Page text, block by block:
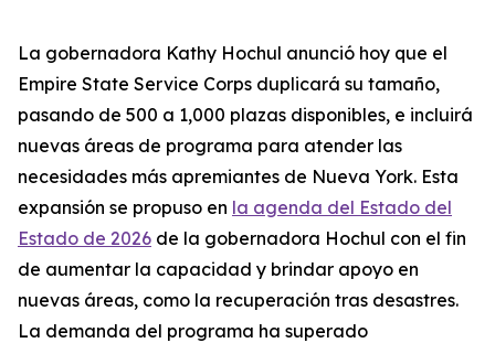
La gobernadora Kathy Hochul anunció hoy que el
Empire State Service Corps duplicará su tamaño,
pasando de 500 a 1,000 plazas disponibles, e incluirá
nuevas áreas de programa para atender las
necesidades más apremiantes de Nueva York. Esta
expansión se propuso en la agenda del Estado del
Estado de 2026 de la gobernadora Hochul con el fin
de aumentar la capacidad y brindar apoyo en
nuevas áreas, como la recuperación tras desastres.
La demanda del programa ha superado